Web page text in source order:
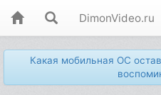
DimonVideo.ru
Какая мобильная ОС